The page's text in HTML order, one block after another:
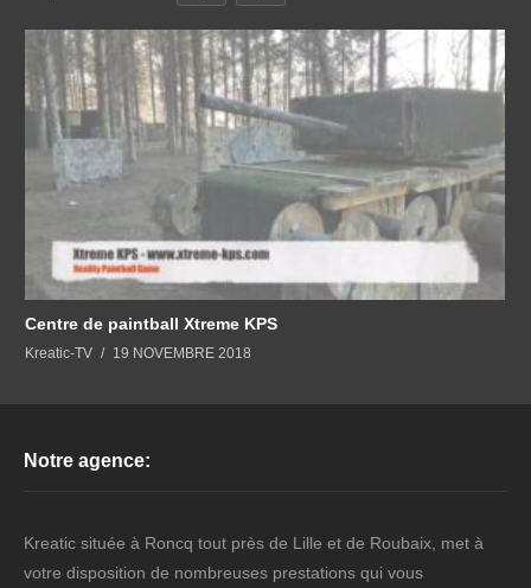
Centre de paintball Xtreme KPS
Kreatic-TV 19 NOVEMBRE 2018
Notre agence:
Kreatic située à Roncq tout près de Lille et de Roubaix, met à
votre disposition de nombreuses prestations qui vous